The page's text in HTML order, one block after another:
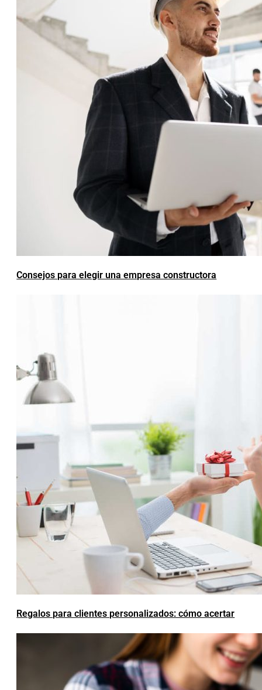
Consejos para elegir una empresa constructora
Regalos para clientes personalizados: cómo acertar